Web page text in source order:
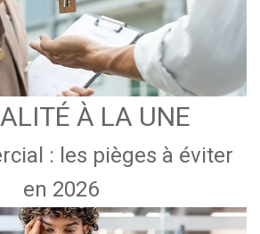
À LA UNE
: les pièges à éviter
en 2026